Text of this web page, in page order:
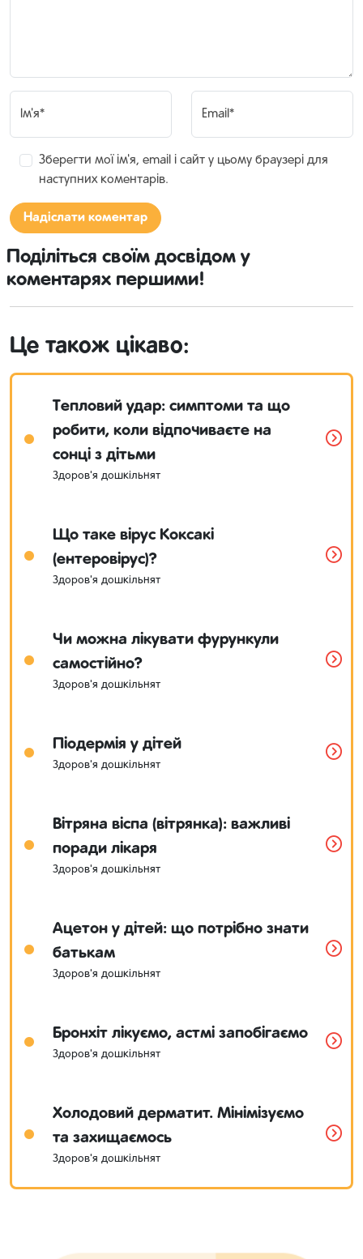
Ім'я* Email*
Зберегти мої ім'я, email і сайт у цьому браузері для
наступних коментарів.
Поділіться своїм досвідом у
коментарях першими!
Це також цікаво:
Тепловий удар: симптоми та що
робити, коли відпочиваєте на
сонці з дітьми
Здоров'я дошкільнят
Що таке вірус Коксакі
(ентеровірус)?
Здоров'я дошкільнят
Чи можна лікувати фурункули
самостійно?
Здоров'я дошкільнят
Піодермія у дітей
Здоров'я дошкільнят
Вітряна віспа (вітрянка): важливі
поради лікаря
Здоров'я дошкільнят
Ацетон у дітей: що потрібно знати
батькам
Здоров'я дошкільнят
Бронхіт лікуємо, астмі запобігаємо
Здоров'я дошкільнят
Холодовий дерматит. Мінімізуємо
та захищаємось
Здоров'я дошкільнят